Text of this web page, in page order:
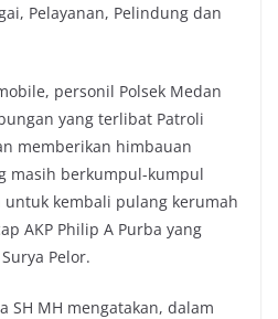
Pelayanan, Pelindung dan
personil Polsek Medan
yang terlibat Patroli
memberikan himbauan
masih berkumpul-kumpul
kembali pulang kerumah
AKP Philip A Purba yang
Pelor.
SH MH mengatakan, dalam